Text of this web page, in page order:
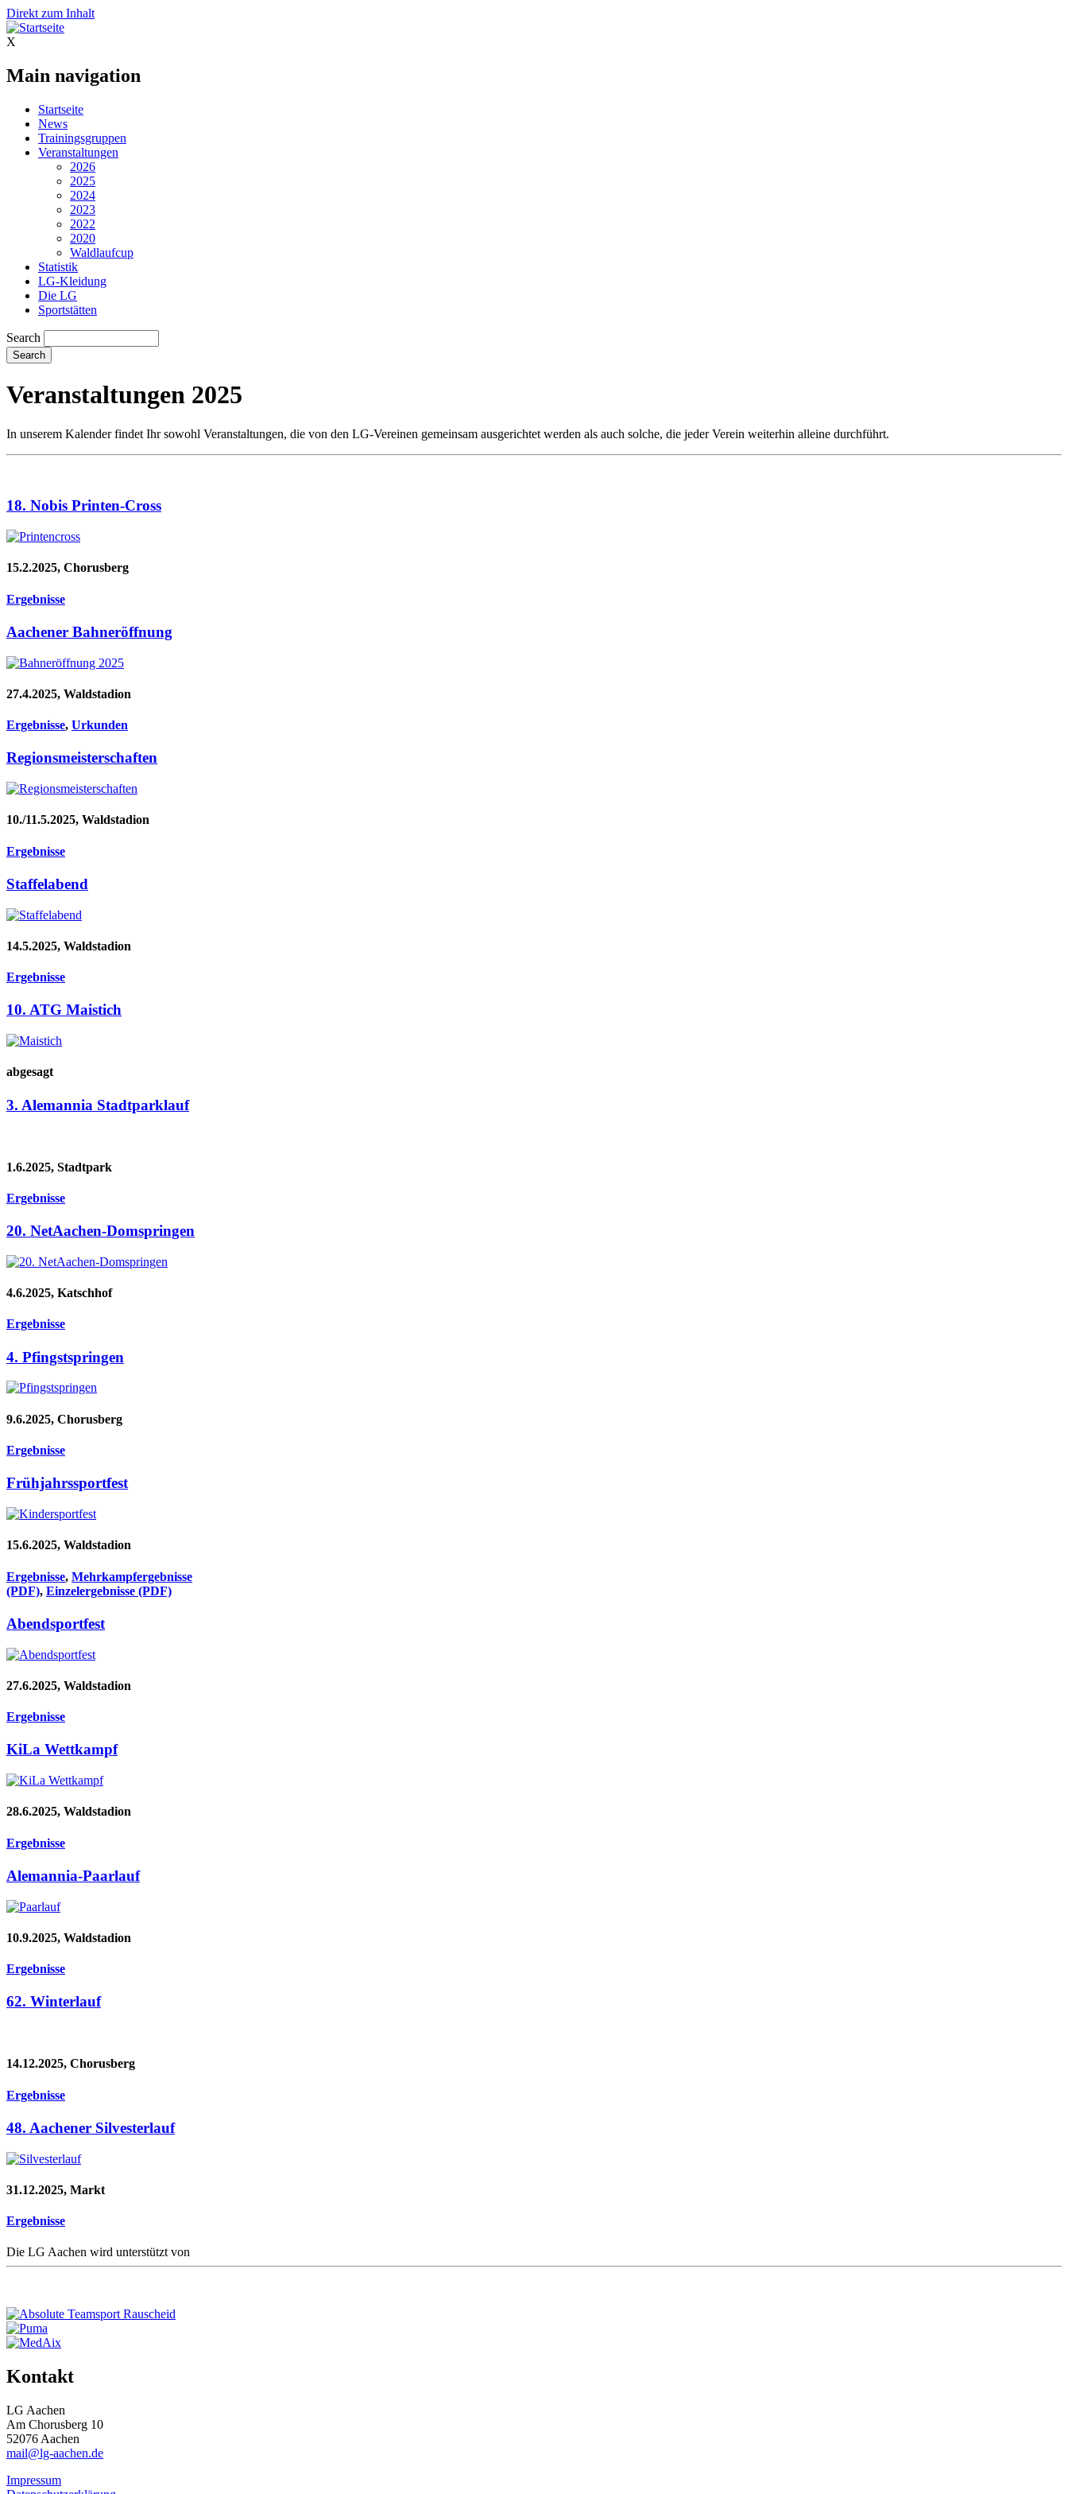
Direkt zum Inhalt
X
Main navigation
Startseite
News
Trainingsgruppen
Veranstaltungen
2026
2025
2024
2023
2022
2020
Waldlaufcup
Statistik
LG-Kleidung
Die LG
Sportstätten
Search
Veranstaltungen 2025
In unserem Kalender findet Ihr sowohl Veranstaltungen, die von den LG-Vereinen gemeinsam ausgerichtet werden als auch solche, die jeder Verein weiterhin alleine durchführt.
18. Nobis Printen-Cross
15.2.2025, Chorusberg
Ergebnisse
Aachener Bahneröffnung
27.4.2025, Waldstadion
Ergebnisse, Urkunden
Regionsmeisterschaften
10./11.5.2025, Waldstadion
Ergebnisse
Staffelabend
14.5.2025, Waldstadion
Ergebnisse
10. ATG Maistich
abgesagt
3. Alemannia Stadtparklauf
1.6.2025, Stadtpark
Ergebnisse
20. NetAachen-Domspringen
4.6.2025, Katschhof
Ergebnisse
4. Pfingstspringen
9.6.2025, Chorusberg
Ergebnisse
Frühjahrssportfest
15.6.2025, Waldstadion
Ergebnisse, Mehrkampfergebnisse
(PDF), Einzelergebnisse (PDF)
Abendsportfest
27.6.2025, Waldstadion
Ergebnisse
KiLa Wettkampf
28.6.2025, Waldstadion
Ergebnisse
Alemannia-Paarlauf
10.9.2025, Waldstadion
Ergebnisse
62. Winterlauf
14.12.2025, Chorusberg
Ergebnisse
48. Aachener Silvesterlauf
31.12.2025, Markt
Ergebnisse
Die LG Aachen wird unterstützt von
Kontakt
LG Aachen
Am Chorusberg 10
52076 Aachen
mail@lg-aachen.de
Impressum